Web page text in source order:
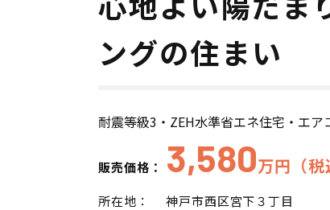
物件検索
会員登録
おすすめ分譲地
手間ひまかけた家づくり
ングの住まい
耐震等級3・ZEH水準省エネ住宅・エア
販売価格： 3,580万円（税
所在地：
神戸市西区宮下３丁目